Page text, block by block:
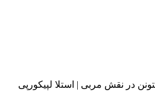
در نقش مربی | استلا لپیکورپی